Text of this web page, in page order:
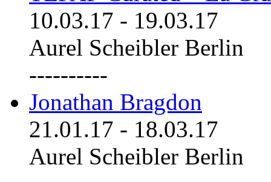
10.03.17 - 19.03.17
Aurel Scheibler Berlin
----------
Jonathan Bragdon
21.01.17 - 18.03.17
Aurel Scheibler Berlin